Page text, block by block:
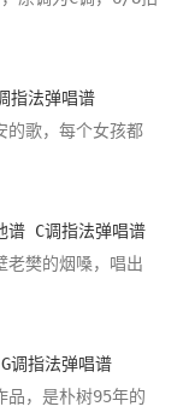
指法弹唱谱
的歌，每个女孩都
谱 C调指法弹唱谱
老樊的烟嗓，唱出
调指法弹唱谱
品，是朴树95年的